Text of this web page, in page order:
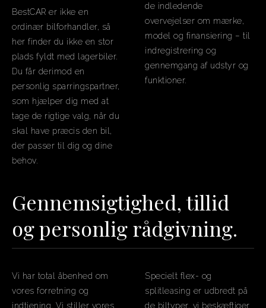
BestCAR er ikke en
ordinær bilforhandler, så
her finder du ikke en stor
plads fyldt med lagerbiler.
Du får derimod en
personlig sparringspartner,
som hjælper dig med at
tage de rigtige valg, når du
skal have præcis den bil,
der passer til dig og dine
behov.
de indledende
overvejelser om mærke,
model og finansiering – til
indregistrering og
gennemgang af udstyr og
funktioner.
Gennemsigtighed, tillid
og personlig rådgivning.
Vi har total åbenhed om
vores forretning og
indtjening. Vi stiller vores
Specielt flex- og
splitleasing er udbredt på
de biltyper, vi beskæftiger